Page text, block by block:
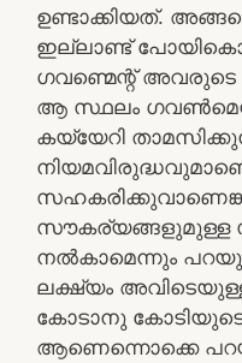
ഉണ്ടാക്കിയത്.
ഇല്ലാണ്ട്
ഗവണ്മെന്റ് അവരുടെ
ആ സ്ഥലം
കയ്യേറി
സൗകര്യങ്ങളുമുള്ള
നൽകാമെന്നും
ലക്ഷ്യം
കോടാനു കോടിയുടെ
ആണെന്നൊക്കെ